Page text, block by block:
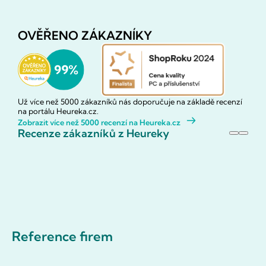
OVĚŘENO ZÁKAZNÍKY
Už více než 5000 zákazníků nás doporučuje na základě recenzí
na portálu Heureka.cz.
Zobrazit více než 5000 recenzí na Heureka.cz
Recenze zákazníků z Heureky
Reference firem